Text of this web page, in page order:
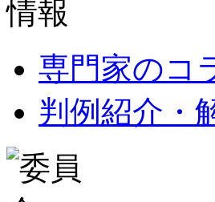
専門家のコ
判例紹介・